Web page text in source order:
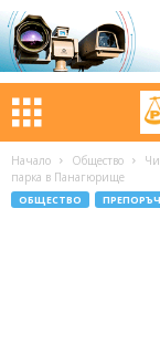
Начало Общество
парка в Панагюрище
ОБЩЕСТВО